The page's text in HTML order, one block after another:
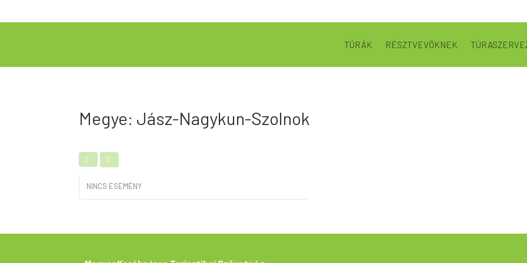
TÚRÁK RÉSZTVEVŐKNEK
Megye: Jász-Nagykun-Szolnok
NINCS ESEMÉNY